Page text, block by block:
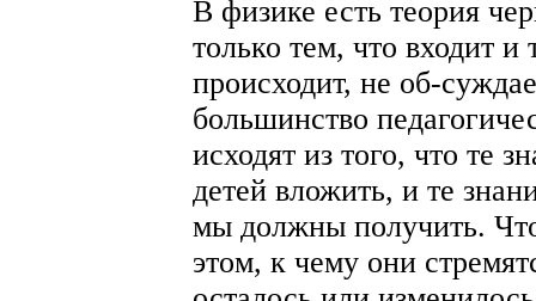
В физике есть теория
только тем, что входит и
происходит, не об-
большинство
исходят из того, что те
детей вложить, и те
мы должны получить.
этом, к чему они